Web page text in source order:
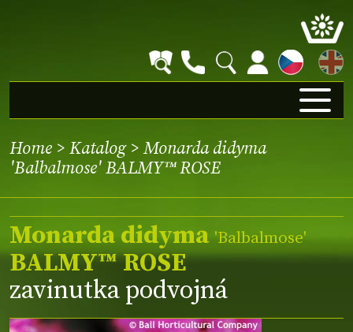
EN
Home > Katalog> Monarda didyma
'Balbalmose' BALMY™ ROSE
Monarda didyma 'Balbalmose'
BALMY™ ROSE
zavinutka podvojná